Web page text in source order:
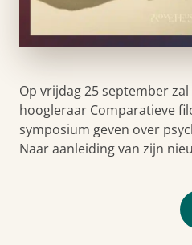
Op vrijdag 25 september
hoogleraar Comparatieve
symposium geven over
Naar aanleiding van zijn